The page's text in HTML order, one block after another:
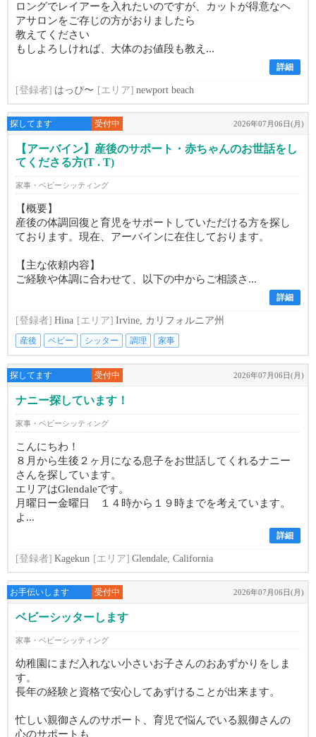
ロングでレイアーを入れたいのですが、カットが得意なヘ
アサロンをご存じの方がおりましたら
教えてください
もしよろしければ、大体のお値段も教え...
詳細
[登録者] はっぴ〜 [エリア] newport beach
探してます 受付中 2026年07月06日(月)
【アーバイン】産後のサポート・赤ちゃんのお世話をし
てくださる方(T . T)
家事・ベビーシッティング
【概要】
産後の体調回復と育児をサポートしていただける方を探し
ております。現在、アーバインに在住しております。
【主な依頼内容】
ご経験や体調に合わせて、以下の中からご相談さ...
詳細
[登録者] Hina [エリア] Irvine, カリフォルニア州
産後 ベビー シッター 調理 家事
探してます 受付中 2026年07月06日(月)
ナニー探しています！
家事・ベビーシッティング
こんにちわ！
８月から生後２ヶ月になる息子をお世話してくれるナニー
さんを探しています。
エリアはGlendaleです。
月曜日ー金曜日 １４時から１９時までを考えています。
よ...
詳細
[登録者] Kagekun [エリア] Glendale, California
お手伝いします 受付中 2026年07月06日(月)
ベビーシッターします
家事・ベビーシッティング
幼稚園にまだ入れない小さいお子さんのおあずかりをしま
す。
長年の経験と資格で安心してあずけることが出来ます。
忙しい親御さんのサポート、育児で悩んでいる親御さんの
心のサポートも